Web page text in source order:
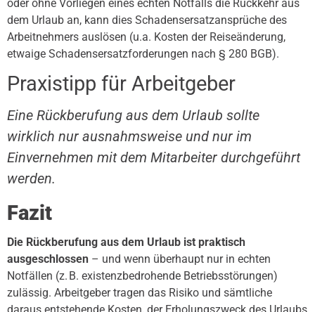
oder ohne Vorliegen eines echten Notfalls die Rückkehr aus
dem Urlaub an, kann dies Schadensersatzansprüche des
Arbeitnehmers auslösen (u.a. Kosten der Reiseänderung,
etwaige Schadensersatzforderungen nach § 280 BGB).
Praxistipp für Arbeitgeber
Eine Rückberufung aus dem Urlaub sollte
wirklich nur ausnahmsweise und nur im
Einvernehmen mit dem Mitarbeiter durchgeführt
werden.
Fazit
Die Rückberufung aus dem Urlaub ist praktisch
ausgeschlossen – und wenn überhaupt nur in echten
Notfällen (z. B. existenzbedrohende Betriebsstörungen)
zulässig. Arbeitgeber tragen das Risiko und sämtliche